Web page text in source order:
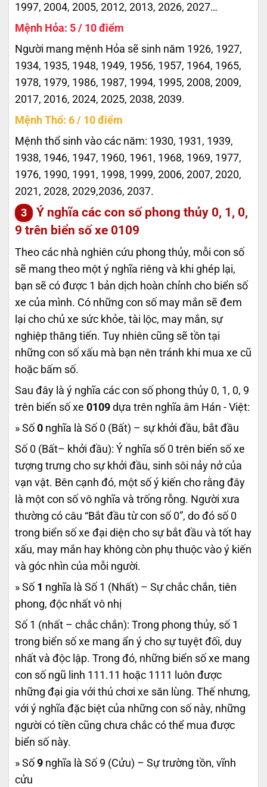
1997, 2004, 2005, 2012, 2013, 2026, 2027…
Mệnh Hỏa: 5 / 10 điểm
Người mang mệnh Hỏa sẽ sinh năm 1926, 1927,
1934, 1935, 1948, 1949, 1956, 1957, 1964, 1965,
1978, 1979, 1986, 1987, 1994, 1995, 2008, 2009,
2017, 2016, 2024, 2025, 2038, 2039.
Mệnh Thổ: 6 / 10 điểm
Mệnh thổ sinh vào các năm: 1930, 1931, 1939,
1938, 1946, 1947, 1960, 1961, 1968, 1969, 1977,
1976, 1990, 1991, 1998, 1999, 2006, 2007, 2020,
2021, 2028, 2029,2036, 2037.
Ý nghĩa các con số phong thủy 0, 1, 0,
9 trên biển số xe 0109
Theo các nhà nghiên cứu phong thủy, mỗi con số
sẽ mang theo một ý nghĩa riêng và khi ghép lại,
bạn sẽ có được 1 bản dịch hoàn chỉnh cho biển số
xe của mình. Có những con số may mắn sẽ đem
lại cho chủ xe sức khỏe, tài lộc, may mắn, sự
nghiệp thăng tiến. Tuy nhiên cũng sẽ tồn tại
những con số xấu mà bạn nên tránh khi mua xe cũ
hoặc bấm số.
Sau đây là ý nghĩa các con số phong thủy 0, 1, 0, 9
trên biển số xe 0109 dựa trên nghĩa âm Hán - Việt:
» Số 0 nghĩa là Số 0 (Bất) – sự khởi đầu, bắt đầu
Số 0 (Bất– khởi đầu): Ý nghĩa số 0 trên biển số xe
tượng trưng cho sự khởi đầu, sinh sôi nảy nở của
vạn vật. Bên cạnh đó, một số ý kiến cho rằng đây
là một con số vô nghĩa và trống rỗng. Người xưa
thường có câu “Bắt đầu từ con số 0”, do đó số 0
trong biển số xe đại diện cho sự bắt đầu và tốt hay
xấu, may mắn hay không còn phụ thuộc vào ý kiến
và góc nhìn của mỗi người.
» Số 1 nghĩa là Số 1 (Nhất) – Sự chắc chắn, tiên
phong, độc nhất vô nhị
Số 1 (nhất – chắc chắn): Trong phong thủy, số 1
trong biển số xe mang ẩn ý cho sự tuyệt đối, duy
nhất và độc lập. Trong đó, những biển số xe mang
con số ngũ linh 111.11 hoặc 1111 luôn được
những đại gia với thú chơi xe săn lùng. Thế nhưng,
với ý nghĩa đặc biệt của những con số này, những
người có tiền cũng chưa chắc có thể mua được
biển số này.
» Số 9 nghĩa là Số 9 (Cửu) – Sự trường tồn, vĩnh
cửu